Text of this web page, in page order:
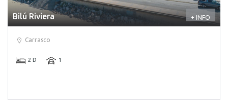
Bilú Riviera + INFO
Carrasco
2 D 1